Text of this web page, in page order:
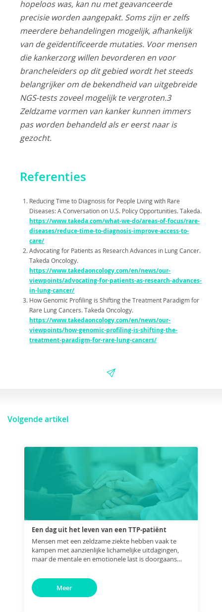
hopeloos was, kan nu met geavanceerde
precisie worden aangepakt. Soms zijn er zelfs
meerdere behandelingen mogelijk, afhankelijk
van de geïdentificeerde mutaties. Voor mensen
die kankerzorg willen bevorderen en voor
brancheleiders op dit gebied wordt het steeds
belangrijker om de bekendheid van uitgebreide
NGS-tests zoveel mogelijk te vergroten.3
Zeldzame vormen van kanker kunnen immers
pas worden behandeld als er eerst naar is
gezocht.
Referenties
Reducing Time to Diagnosis for People Living with Rare
Diseases: A Conversation on U.S. Policy Opportunities. Takeda.
https://www.takeda.com/what-we-do/areas-of-focus/rare-
diseases/reduce-time-to-diagnosis-improve-access-to-
care/
Advocating for Patients as Research Advances in Lung Cancer.
Takeda Oncology.
https://www.takedaoncology.com/en/news/our-
viewpoints/advocating-for-patients-as-research-advances-
in-lung-cancer/
How Genomic Profiling is Shifting the Treatment Paradigm for
Rare Lung Cancers. Takeda Oncology.
https://www.takedaoncology.com/en/news/our-
viewpoints/how-genomic-profiling-is-shifting-the-
treatment-paradigm-for-rare-lung-cancers/
Volgende artikel
Een dag uit het leven van een TTP-patiënt
Mensen met een zeldzame ziekte hebben vaak te
kampen met aanzienlijke lichamelijke uitdagingen,
maar de mentale en emotionele last is doorgaans
Meer